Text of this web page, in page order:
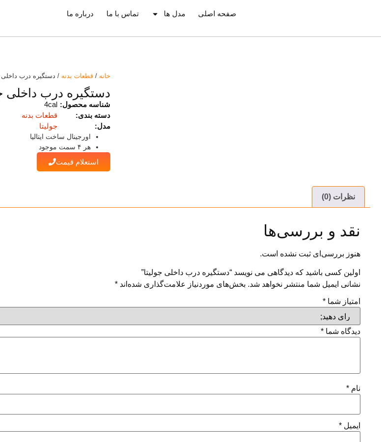
صفحه اصلی مدل ها تماس با ما درباره ما
خانه / قطعات بدنه / دستگیره درب داخلی
دستگیره درب داخلی
شناسه محصول: 4cal
دسته بندی:
قطعات بدنه
مدل:
جولیتا
اورجینال ساخت ایتالیا
هر ۴ سمت موجود
استعلام قیمت
نظرات (0)
نقد و بررسی‌ها
هنوز بررسی‌ای ثبت نشده است.
اولین کسی باشید که دیدگاهی می نویسد “دستگیره درب داخلی جولیتا”
نشانی ایمیل شما منتشر نخواهد شد. بخش‌های موردنیاز علامت‌گذاری شده‌اند *
امتیاز شما *
دیدگاه شما *
نام *
ایمیل *